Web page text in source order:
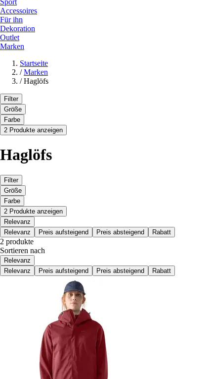
Sport
Accessoires
Für ihn
Dekoration
Outlet
Marken
Startseite
/ Marken
/ Haglöfs
Filter
Größe
Farbe
2 Produkte anzeigen
Haglöfs
Filter
Größe
Farbe
2 Produkte anzeigen
Relevanz
Relevanz
Preis aufsteigend Preis absteigend Rabatt
2 produkte
Sortieren nach
Relevanz
Relevanz
Preis aufsteigend Preis absteigend Rabatt